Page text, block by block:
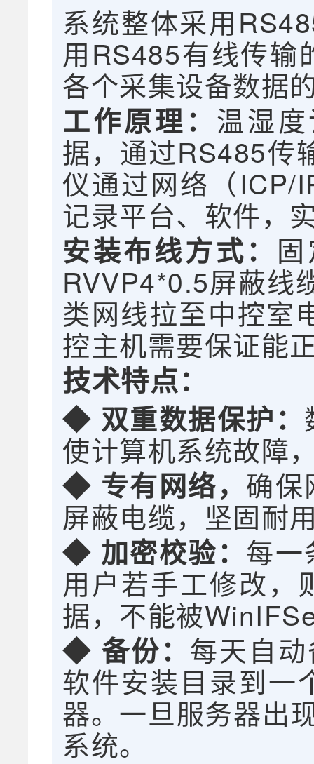
系统整体采用
用RS485有线传输
各个采集设备数据
工作原理： 温湿
据，通过RS485传
仪通过网络（ICP/
记录平台、软件，
安装布线方式：
RVVP4*0.5屏蔽线
类网线拉至中控室
控主机需要保证能
技术特点：
◆ 双重数据保护：
使计算机系统故障
◆ 专有网络， 确保
屏蔽电缆，坚固耐
◆ 加密校验： 每一
用户若手工修改，
据，不能被
◆ 备份： 每天自
软件安装目录到一
器。一旦服务器出
系统。